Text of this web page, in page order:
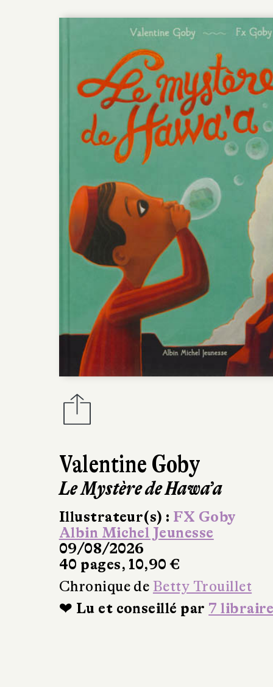
Valentine Goby
Le Mystère de Hawa’a
Illustrateur(s) : FX Goby
Albin Michel Jeunesse
09/08/2026
40 pages, 10,90 €
Chronique de Betty Trouillet
❤ Lu et conseillé par 7